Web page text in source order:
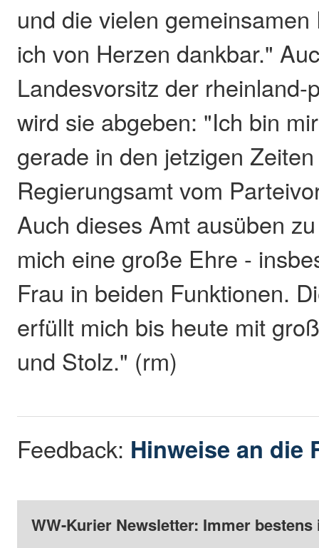
und die vielen
ich von Herzen dankbar."
Landesvorsitz der rheinland-
wird sie abgeben: "Ich bin
gerade in den jetzigen
Regierungsamt vom
Auch dieses Amt ausüben
mich eine große Ehre -
Frau in beiden Funktionen.
erfüllt mich bis heute mit
und Stolz." (rm)
Feedback: Hinweise an die
WW-Kurier Newsletter: Immer